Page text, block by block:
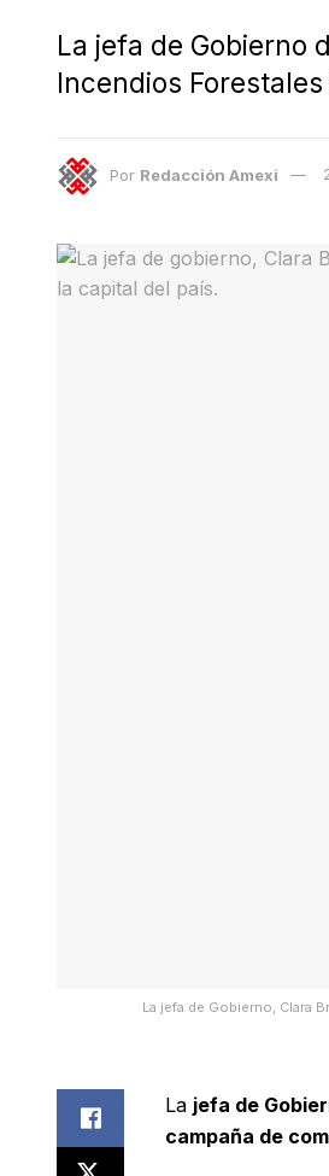
La jefa de Gobierno
Incendios
Por Redacción Amexi
La jefa de Gobierno, Clara
La jefa de
campaña de